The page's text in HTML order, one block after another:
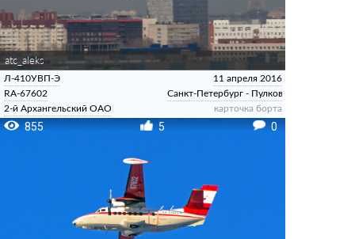
atc_aleks
Л-410УВП-Э
RA-67602
2-й Архангельский ОАО
11 апреля 2016
Санкт-Петербург - Пулково
карточка борта
855 5 0